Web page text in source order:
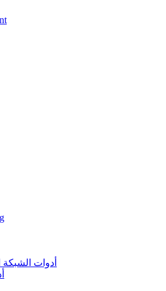
أدوات الشبكة